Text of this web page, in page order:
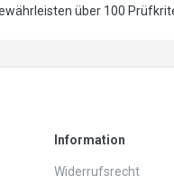
über 100
Information
Widerrufs­recht